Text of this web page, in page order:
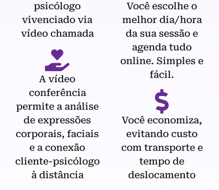
psicólogo
vivenciado via
vídeo chamada
A vídeo
conferência
permite a análise
de expressões
corporais, faciais
e a conexão
cliente-psicólogo
à distância
Você escolhe o
melhor dia/hora
da sua sessão e
agenda tudo
online. Simples e
fácil.
Você economiza,
evitando custo
com transporte e
tempo de
deslocamento